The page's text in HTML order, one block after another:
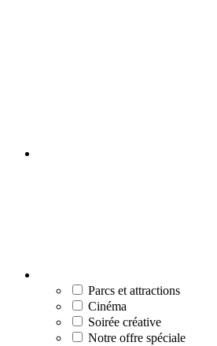
Parcs et attractions
Cinéma
Soirée créative
Notre offre spéciale